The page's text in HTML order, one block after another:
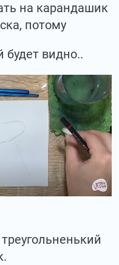
на карандашик
потому
будет видно..